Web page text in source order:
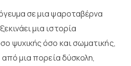
σε μια ψαροταβέρνα
μια ιστορία
ψυχικής όσο και σωματικής,
μια πορεία δύσκολη,